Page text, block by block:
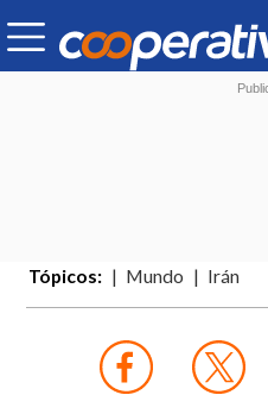
Tópicos: Mundo Irán